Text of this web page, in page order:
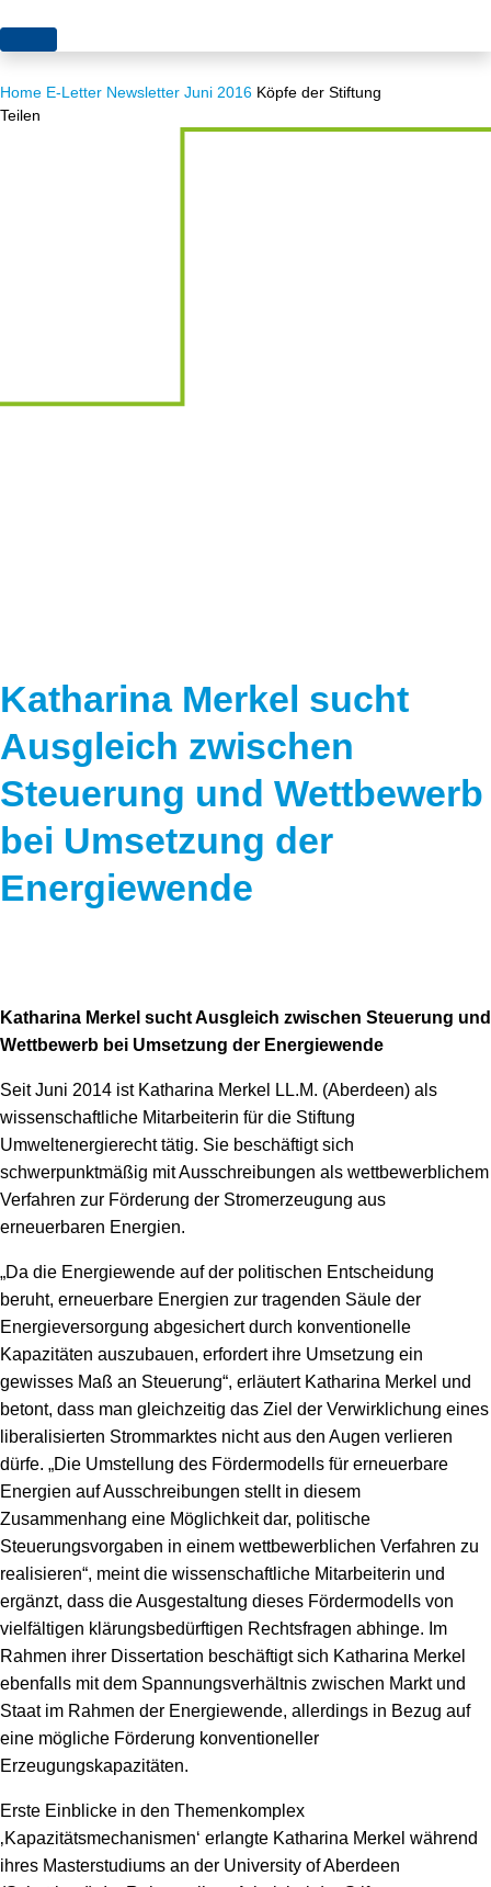
Themen
Akzeptanz
Netze
Projekte
Stiftungsporträt
Schriften zum Umweltenergierecht
Home E-Letter Newsletter Juni 2016 Köpfe der Stiftung
Teilen
Katharina Merkel sucht
Ausgleich zwischen
Steuerung und Wettbewerb
bei Umsetzung der
Energiewende
Katharina Merkel sucht Ausgleich zwischen Steuerung und
Wettbewerb bei Umsetzung der Energiewende
Seit Juni 2014 ist Katharina Merkel LL.M. (Aberdeen) als
wissenschaftliche Mitarbeiterin für die Stiftung
Umweltenergierecht tätig. Sie beschäftigt sich
schwerpunktmäßig mit Ausschreibungen als wettbewerblichem
Verfahren zur Förderung der Stromerzeugung aus
erneuerbaren Energien.
„Da die Energiewende auf der politischen Entscheidung
beruht, erneuerbare Energien zur tragenden Säule der
Energieversorgung abgesichert durch konventionelle
Kapazitäten auszubauen, erfordert ihre Umsetzung ein
gewisses Maß an Steuerung“, erläutert Katharina Merkel und
betont, dass man gleichzeitig das Ziel der Verwirklichung eines
liberalisierten Strommarktes nicht aus den Augen verlieren
dürfe. „Die Umstellung des Fördermodells für erneuerbare
Energien auf Ausschreibungen stellt in diesem
Zusammenhang eine Möglichkeit dar, politische
Steuerungsvorgaben in einem wettbewerblichen Verfahren zu
realisieren“, meint die wissenschaftliche Mitarbeiterin und
ergänzt, dass die Ausgestaltung dieses Fördermodells von
vielfältigen klärungsbedürftigen Rechtsfragen abhinge. Im
Rahmen ihrer Dissertation beschäftigt sich Katharina Merkel
ebenfalls mit dem Spannungsverhältnis zwischen Markt und
Staat im Rahmen der Energiewende, allerdings in Bezug auf
eine mögliche Förderung konventioneller
Erzeugungskapazitäten.
Erste Einblicke in den Themenkomplex
‚Kapazitätsmechanismen‘ erlangte Katharina Merkel während
ihres Masterstudiums an der University of Aberdeen